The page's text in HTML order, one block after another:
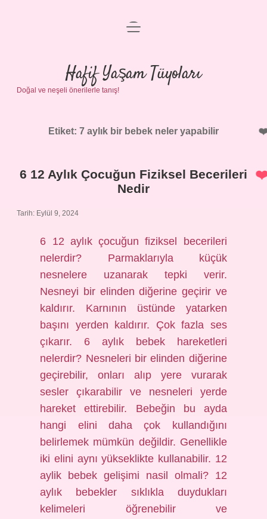
Anasayfa
Gizlilik Politikası
Yasal Uyarı
menüyü
Hafif Yaşam Tüyoları
Doğal ve neşeli önerilerle tanış!
Etiket: 7 aylık bir bebek neler yapabilir
6 12 Aylık Çocuğun Fiziksel Becerileri
Nedir
Tarih: Eylül 9, 2024
6 12 aylık çocuğun fiziksel becerileri
nelerdir? Parmaklarıyla küçük
nesnelere uzanarak tepki verir.
Nesneyi bir elinden diğerine geçirir ve
kaldırır. Karnının üstünde yatarken
başını yerden kaldırır. Çok fazla ses
çıkarır. 6 aylık bebek hareketleri
nelerdir? Nesneleri bir elinden diğerine
geçirebilir, onları alıp yere vurarak
sesler çıkarabilir ve nesneleri yerde
hareket ettirebilir. Bebeğin bu ayda
hangi elini daha çok kullandığını
belirlemek mümkün değildir. Genellikle
iki elini aynı yükseklikte kullanabilir. 12
aylik bebek gelişimi nasil olmali? 12
aylık bebekler sıklıkla duydukları
kelimeleri öğrenebilir ve